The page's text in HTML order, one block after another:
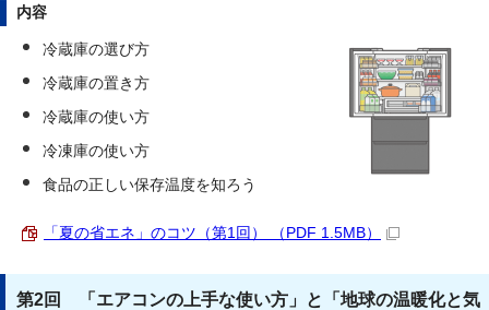
内容
冷蔵庫の選び方
冷蔵庫の置き方
冷蔵庫の使い方
冷凍庫の使い方
食品の正しい保存温度を知ろう
「夏の省エネ」のコツ（第1回） （PDF 1.5MB）
第2回 「エアコンの上手な使い方」と「地球の温暖化と気